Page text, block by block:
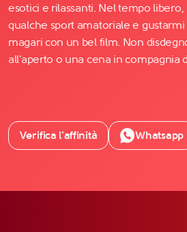
esotici e rilassanti. Nel tempo
qualche sport amatoriale e gustarmi
magari con un bel film. Non
all'aperto o una cena in compagnia
Verifica l’affinità Whatsapp